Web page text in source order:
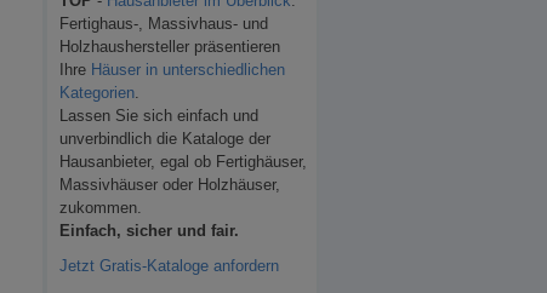
Fertighaus-, Massivhaus- und
Holzhaushersteller präsentieren
Ihre Häuser in unterschiedlichen
Kategorien
Lassen Sie sich einfach und
unverbindlich die Kataloge der
Hausanbieter, egal ob Fertighäuser,
Massivhäuser oder Holzhäuser,
zukommen.
Einfach, sicher und fair.
Jetzt Gratis-Kataloge anfordern